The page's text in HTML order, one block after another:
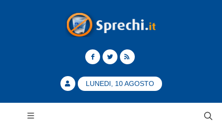
LUNEDI, 10 AGOSTO